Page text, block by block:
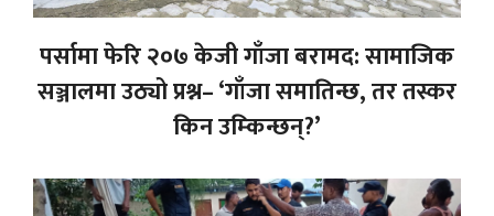
पर्सामा फेरि २०७ केजी गाँजा बरामद: सामाजिक
सञ्जालमा उठ्यो प्रश्न– ‘गाँजा समातिन्छ, तर तस्कर
किन उम्किन्छन्?’